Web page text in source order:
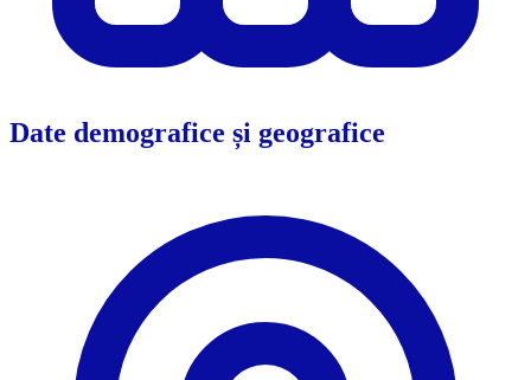
Date demografice și geografice